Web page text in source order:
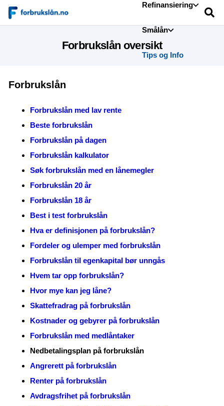
Refinansiering
Smålån
Tips og Info
Forbrukslån oversikt
Forbrukslån
Forbrukslån med lav rente
Beste forbrukslån
Forbrukslån på dagen
Forbrukslån kalkulator
Søk forbrukslån med en lånemegler
Forbrukslån 20 år
Forbrukslån 18 år
Best i test forbrukslån
Hva er definisjonen på forbrukslån?
Fordeler og ulemper med forbrukslån
Forbrukslån til egenkapital bør unngås
Hvem tar opp forbrukslån?
Hvor mye kan jeg låne?
Skattefradrag på forbrukslån
Kostnader og gebyrer på forbrukslån
Forbrukslån med medlåntaker
Nedbetalingsplan på forbrukslån
Angrerett på forbrukslån
Renter på forbrukslån
Avdragsfrihet på forbrukslån